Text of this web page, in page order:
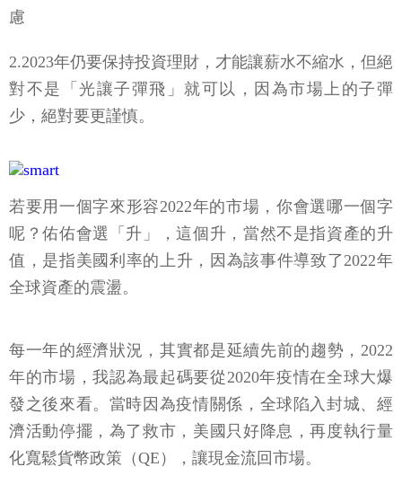
慮
2.2023年仍要保持投資理財，才能讓薪水不縮水，但絕
對不是「光讓子彈飛」就可以，因為市場上的子彈
少，絕對要更謹慎。
若要用一個字來形容2022年的市場，你會選哪一個字
呢？佑佑會選「升」，這個升，當然不是指資產的升
值，是指美國利率的上升，因為該事件導致了2022年
全球資產的震盪。
每一年的經濟狀況，其實都是延續先前的趨勢，2022
年的市場，我認為最起碼要從2020年疫情在全球大爆
發之後來看。當時因為疫情關係，全球陷入封城、經
濟活動停擺，為了救市，美國只好降息，再度執行量
化寬鬆貨幣政策（QE），讓現金流回市場。